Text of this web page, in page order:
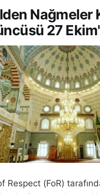
Nağmeler
27
Respect (FoR)